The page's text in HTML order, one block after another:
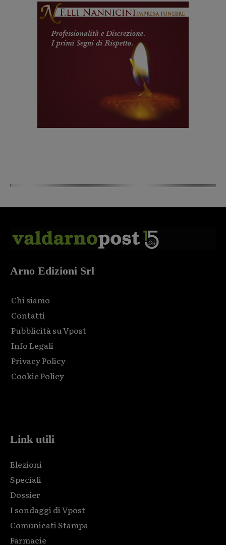
Arno Edizioni Srl
Chi siamo
Contatti
Pubblicità su Vpost
Info Legali
Privacy Policy
Cookie Policy
Link utili
Elezioni
Speciali
Dossier
I sondaggi di Vpost
Comunicati Stampa
Farmacie